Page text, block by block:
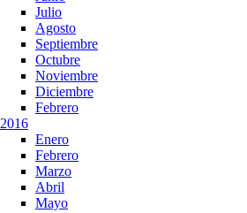
Julio
Agosto
Septiembre
Octubre
Noviembre
Diciembre
Febrero
2016
Enero
Febrero
Marzo
Abril
Mayo